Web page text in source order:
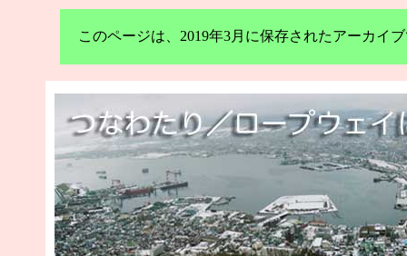
このページは、2019年3月に保存されたアーカイ